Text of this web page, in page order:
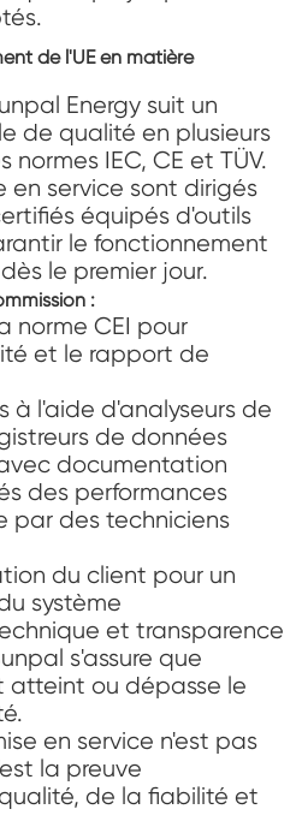
de l'UE en matière
Energy suit un
de qualité en plusieurs
IEC, CE et TÜV.
en service sont dirigés
équipés d'outils
le fonctionnement
le premier jour.
:
norme CEI pour
et le rapport de
à l'aide d'analyseurs de
de données
documentation
des performances
par des techniciens
du client pour un
système
et transparence
s'assure que
atteint ou dépasse le
en service n'est pas
la preuve
de la fiabilité et